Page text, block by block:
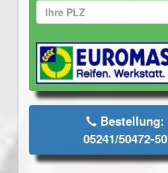
Bestellung:
05241/50472-50